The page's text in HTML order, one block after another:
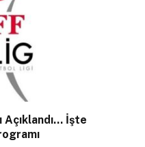
Açıklandı… İşte